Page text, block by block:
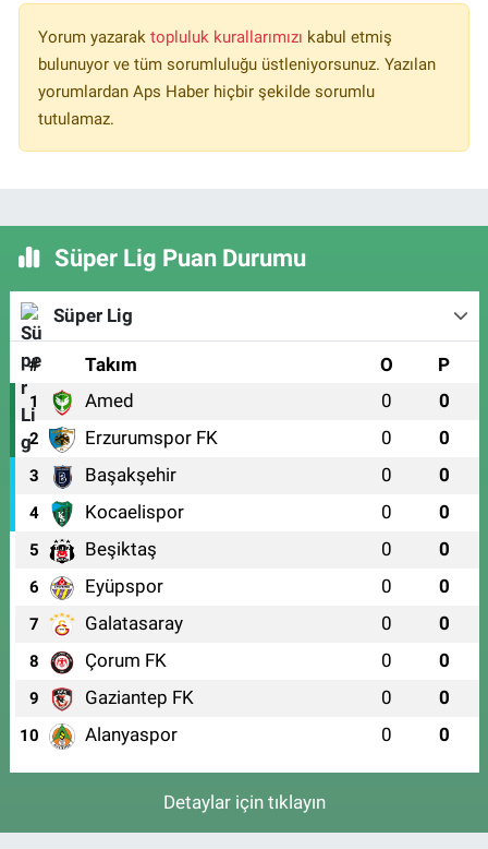
Yorum yazarak topluluk kurallarımızı kabul etmiş
bulunuyor ve tüm sorumluluğu üstleniyorsunuz. Yazılan
yorumlardan Aps Haber hiçbir şekilde sorumlu
tutulamaz.
Süper Lig Puan Durumu
Süper Lig
# Takım O P
1 Amed 0 0
2 Erzurumspor FK 0 0
3 Başakşehir 0 0
4 Kocaelispor 0 0
5 Beşiktaş 0 0
6 Eyüpspor 0 0
7 Galatasaray 0 0
8 Çorum FK 0 0
9 Gaziantep FK 0 0
10 Alanyaspor 0 0
Detaylar için tıklayın